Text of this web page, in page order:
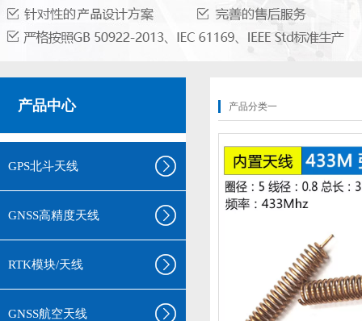
产品中心
GPS北斗天线
GNSS高精度天线
RTK模块/天线
GNSS航空天线
产品分类一